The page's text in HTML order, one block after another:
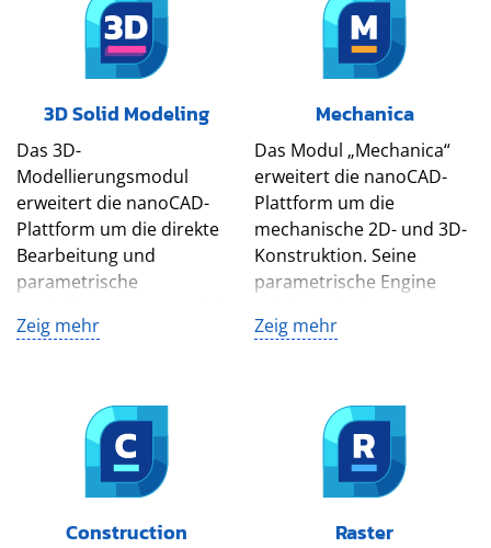
3D Solid Modeling
Das 3D-
Modellierungsmodul
erweitert die nanoCAD-
Plattform um die direkte
Bearbeitung und
parametrische
bietet auch 3D-
Baugruppen und stellt
Werkzeuge für die
Blechmodellierung bereit.⁢
Zeig mehr
Mechanica
Das Modul „Mechanica“
erweitert die nanoCAD-
Plattform um die
mechanische 2D- und 3D-
Konstruktion. Seine
parametrische Engine
mitgelieferten Bibliothek
Taschenrechner erzeugen
Zeichnungen schnell.⁢
Zeig mehr
Construction Raster